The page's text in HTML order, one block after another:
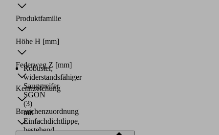
Robuster,
widerstandsfähiger
Sauggreifer
SGON
(3)
mit
Einfachdichtlippe,
bestehend
Produktfamilie
Höhe H [mm]
Federweg Z [mm]
Kennzeichung
Branchenzuordnung